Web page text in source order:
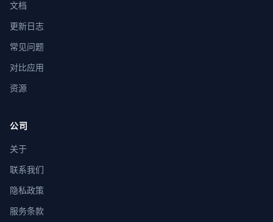
文档
更新日志
常见问题
对比应用
资源
公司
关于
联系我们
隐私政策
服务条款